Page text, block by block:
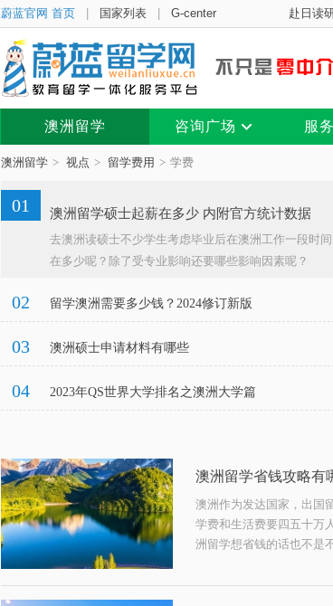
蔚蓝官网 首页 国家列表 G-center 赴日读
澳洲留学 咨询广场 服
澳洲留学 > 视点 > 留学费用 > 学费
01 澳洲留学硕士起薪在多少 内附官方统计数据
去澳洲读硕士不少学生考虑毕业后在澳洲工作一段时
在多少呢？除了受专业影响还要哪些影响因素呢？
02 留学澳洲需要多少钱？2024修订新版
03 澳洲硕士申请材料有哪些
04 2023年QS世界大学排名之澳洲大学篇
澳洲留学省钱攻略有
澳洲作为发达国家，出国
学费和生活费要四五十万
洲留学想省钱的话也不是